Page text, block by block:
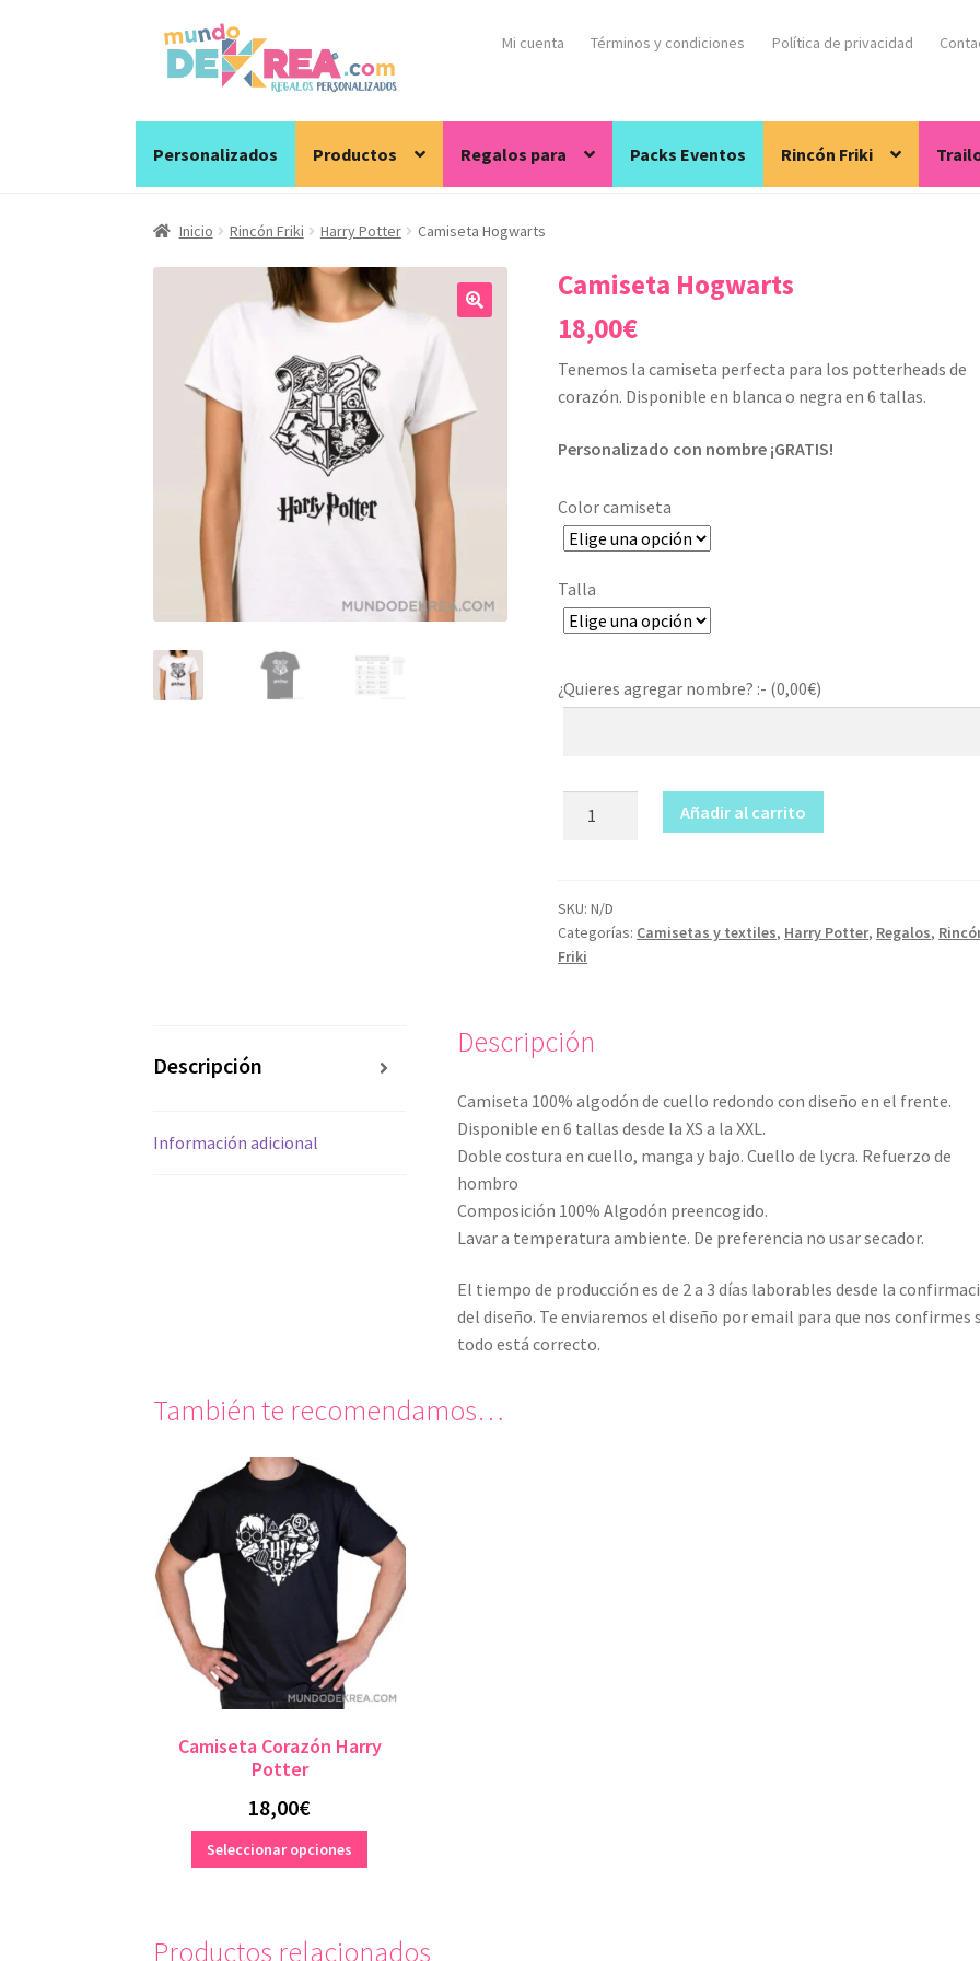
IrIr
contenido
Mi cuenta Términos y condiciones Política de privacidad
Personalizados Productos Regalos para Packs Eventos Rincón Friki
Inicio Rincón Friki Harry Potter Camiseta Hogwarts
Camiseta Hogwarts
18,00€
Tenemos la camiseta perfecta para los potterheads de
corazón. Disponible en blanca o negra en 6 tallas.
Personalizado con nombre ¡GRATIS!
Color camiseta
Talla
¿Quieres agregar nombre? :- (0,00€)
Camiseta
Hogwarts
Añadir al carrito
SKU:N/D
Categorías: Camisetas y textiles, Harry Potter, Regalos,
Friki
Descripción
Información adicional
Descripción
Camiseta 100% algodón de cuello redondo con diseño en el frente.
Disponible en 6 tallas desde la XS a la XXL.
Doble costura en cuello, manga y bajo. Cuello de lycra. Refuerzo de
hombro
Composición 100% Algodón preencogido.
Lavar a temperatura ambiente. De preferencia no usar secador.
El tiempo de producción es de 2 a 3 días laborables desde la
del diseño. Te enviaremos el diseño por email para que nos confirmes
todo está correcto.
También te recomendamos…
Camiseta Corazón Harry
Potter
18,00€
Seleccionar opciones
producto
variantes.
Productos relacionados